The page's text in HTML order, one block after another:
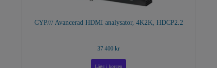
CYP/// Avancerad HDMI analysator, 4K2K, HDCP2.2
37 400 kr